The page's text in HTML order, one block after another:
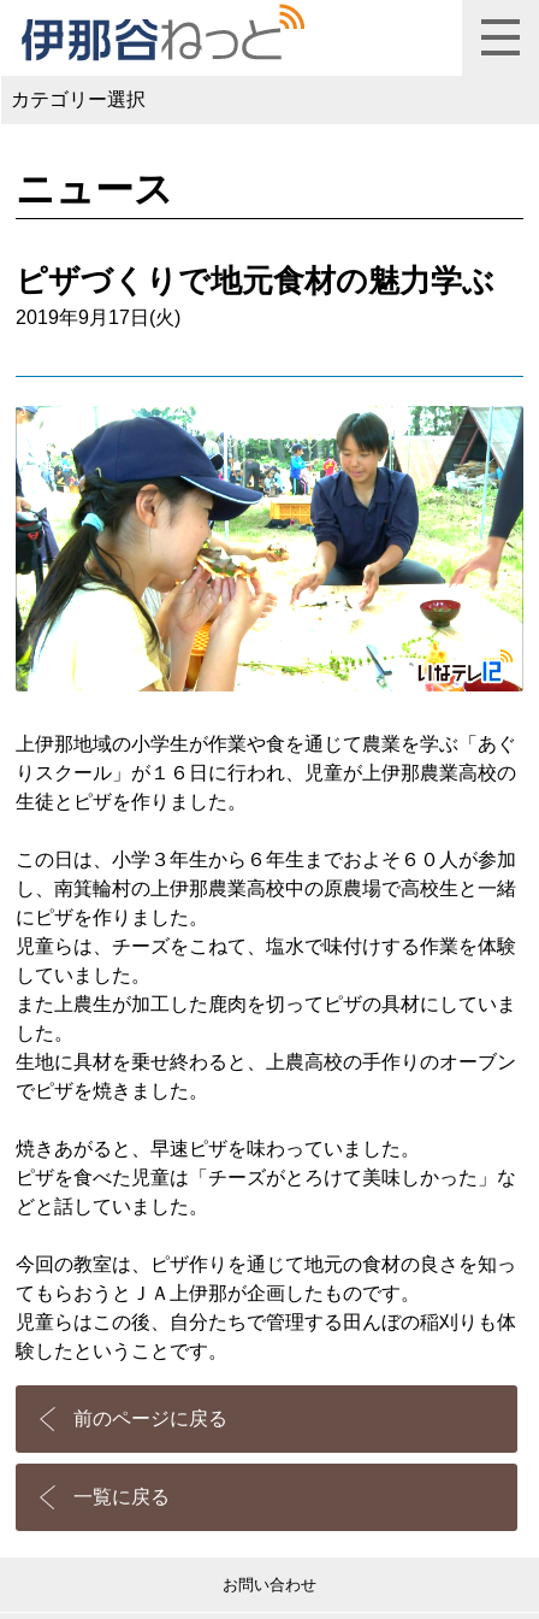
カテゴリー選択
ニュース
ピザづくりで地元食材の魅力学ぶ
2019年9月17日(火)
上伊那地域の小学生が作業や食を通じて農業を学ぶ「あぐ
りスクール」が１６日に行われ、児童が上伊那農業高校の
生徒とピザを作りました。
この日は、小学３年生から６年生までおよそ６０人が参加
し、南箕輪村の上伊那農業高校中の原農場で高校生と一緒
にピザを作りました。
児童らは、チーズをこねて、塩水で味付けする作業を体験
していました。
また上農生が加工した鹿肉を切ってピザの具材にしていま
した。
生地に具材を乗せ終わると、上農高校の手作りのオーブン
でピザを焼きました。
焼きあがると、早速ピザを味わっていました。
ピザを食べた児童は「チーズがとろけて美味しかった」な
どと話していました。
今回の教室は、ピザ作りを通じて地元の食材の良さを知っ
てもらおうとＪＡ上伊那が企画したものです。
児童らはこの後、自分たちで管理する田んぼの稲刈りも体
験したということです。
前のページに戻る
一覧に戻る
お問い合わせ